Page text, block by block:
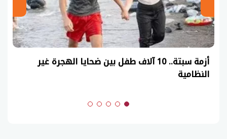
أزمة سبتة.. 10 آلاف طفل بين ضحايا الهجرة غير
النظامية